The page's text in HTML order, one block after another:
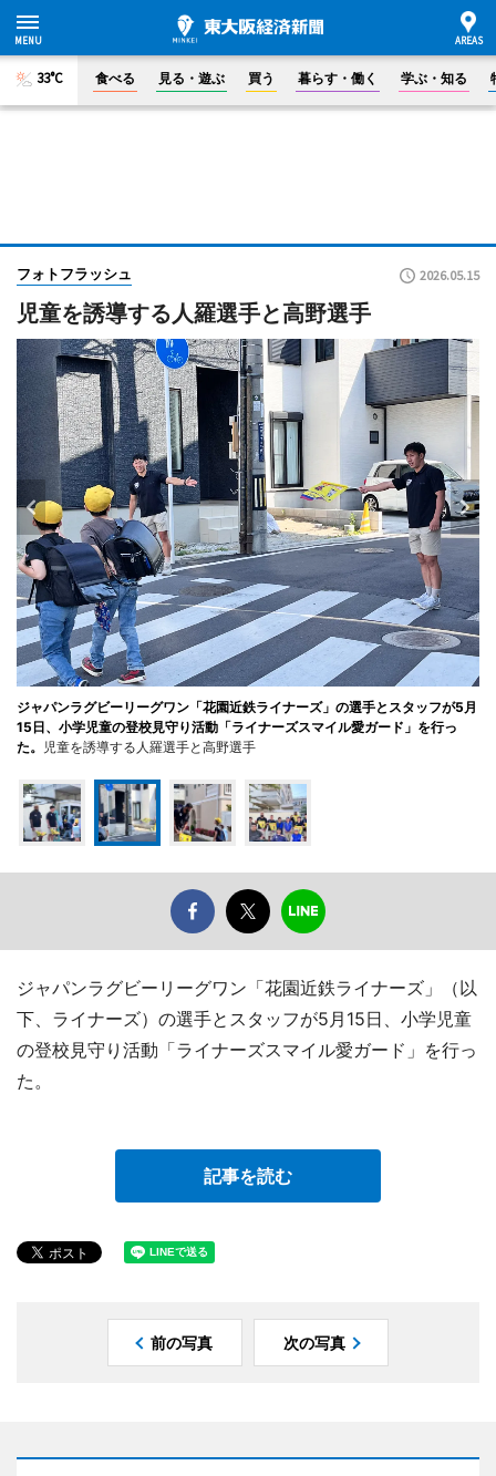
33°C 食べる 見る・遊ぶ 買う 暮らす・働く 学ぶ・知る
フォトフラッシュ 2026.05.15
児童を誘導する人羅選手と高野選手
ジャパンラグビーリーグワン「花園近鉄ライナーズ」の選手とスタッフが5月
15日、小学児童の登校見守り活動「ライナーズスマイル愛ガード」を行っ
た。
児童を誘導する人羅選手と高野選手
ジャパンラグビーリーグワン「花園近鉄ライナーズ」（以
下、ライナーズ）の選手とスタッフが5月15日、小学児童
の登校見守り活動「ライナーズスマイル愛ガード」を行っ
た。
記事を読む
前の写真 次の写真